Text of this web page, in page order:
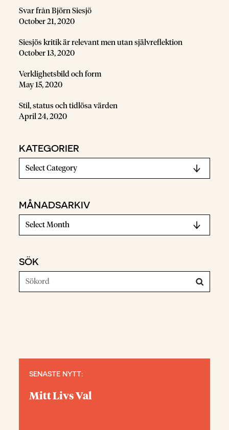
Svar från Björn Siesjö
October 21, 2020
Siesjös kritik är relevant men utan självreflektion
October 13, 2020
Verklighetsbild och form
May 15, 2020
Stil, status och tidlösa värden
April 24, 2020
KATEGORIER
MÅNADSARKIV
SÖK
SENASTE NYTT:
Mitt Livs Val